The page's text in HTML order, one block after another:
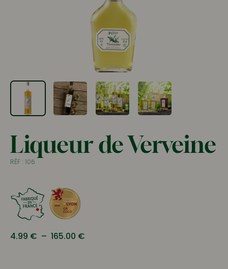
Liqueur de Verveine
4.99 € – 165.00 €
RÉF : 106